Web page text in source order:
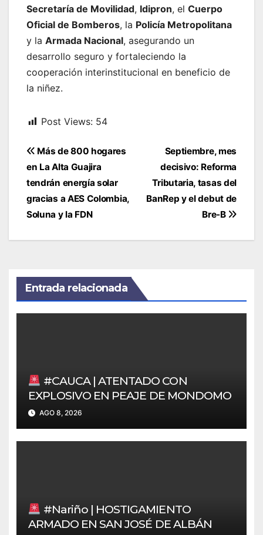
Secretaría de Movilidad, Idipron, el Cuerpo
Oficial de Bomberos, la Policía Metropolitana
y la Armada Nacional, asegurando un
desarrollo seguro y fortaleciendo la
cooperación interinstitucional en beneficio de
la niñez.
Post Views: 54
Navegación
de
entradas
Septiembre, mes
decisivo: Reforma
Tributaria, tasas del
BanRep y el debut de
Bre-B
Más de 800 hogares
en La Alta Guajira
tendrán energía solar
gracias a AES Colombia,
Soluna y la FDN
Entrada relacionada
#CAUCA | ATENTADO CON
EXPLOSIVO EN PEAJE DE MONDOMO
AGO 8, 2026
#Nariño | HOSTIGAMIENTO
ARMADO EN SAN JOSÉ DE ALBÁN